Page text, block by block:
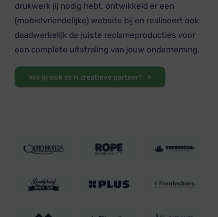
drukwerk jij nodig hebt, ontwikkeld er een
(mobielvriendelijke) website bij en realiseert ook
daadwerkelijk de juiste reclameproducties voor
een complete uitstraling van jouw onderneming.
Wil jij ook zo’n creatieve partner?